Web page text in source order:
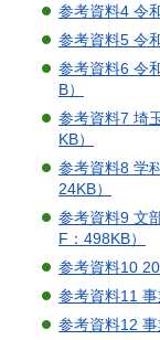
参考資料4 令
参考資料5 令
参考資料6 令
B）
参考資料7 埼
KB）
参考資料8 学
24KB）
参考資料9 文
F：498KB）
参考資料10
参考資料11 事
参考資料12 事